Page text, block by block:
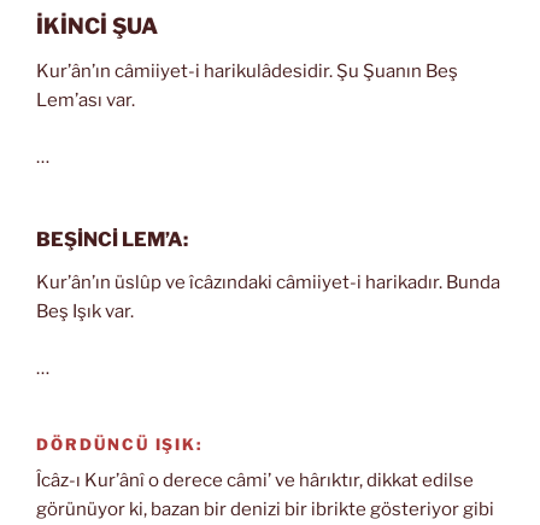
İKİNCİ ŞUA
Kur’ân’ın câmiiyet-i harikulâdesidir. Şu Şuanın Beş
Lem’ası var.
…
BEŞİNCİ LEM’A:
Kur’ân’ın üslûp ve îcâzındaki câmiiyet-i harikadır. Bunda
Beş Işık var.
…
DÖRDÜNCÜ IŞIK:
Îcâz-ı Kur’ânî o derece câmi’ ve hârıktır, dikkat edilse
görünüyor ki, bazan bir denizi bir ibrikte gösteriyor gibi